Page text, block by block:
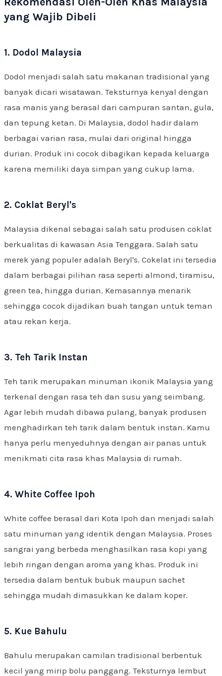
yang Wajib Dibeli
1. Dodol Malaysia
Dodol menjadi salah satu makanan tradisional yang
banyak dicari wisatawan. Teksturnya kenyal dengan
rasa manis yang berasal dari campuran santan, gula,
dan tepung ketan. Di Malaysia, dodol hadir dalam
berbagai varian rasa, mulai dari original hingga
durian. Produk ini cocok dibagikan kepada keluarga
karena memiliki daya simpan yang cukup lama.
2. Coklat Beryl's
Malaysia dikenal sebagai salah satu produsen coklat
berkualitas di kawasan Asia Tenggara. Salah satu
merek yang populer adalah Beryl's. Cokelat ini tersedia
dalam berbagai pilihan rasa seperti almond, tiramisu,
green tea, hingga durian. Kemasannya menarik
sehingga cocok dijadikan buah tangan untuk teman
atau rekan kerja.
3. Teh Tarik Instan
Teh tarik merupakan minuman ikonik Malaysia yang
terkenal dengan rasa teh dan susu yang seimbang.
Agar lebih mudah dibawa pulang, banyak produsen
menghadirkan teh tarik dalam bentuk instan. Kamu
hanya perlu menyeduhnya dengan air panas untuk
menikmati cita rasa khas Malaysia di rumah.
4. White Coffee Ipoh
White coffee berasal dari Kota Ipoh dan menjadi salah
satu minuman yang identik dengan Malaysia. Proses
sangrai yang berbeda menghasilkan rasa kopi yang
lebih ringan dengan aroma yang khas. Produk ini
tersedia dalam bentuk bubuk maupun sachet
sehingga mudah dimasukkan ke dalam koper.
5. Kue Bahulu
Bahulu merupakan camilan tradisional berbentuk
kecil yang mirip bolu panggang. Teksturnya lembut